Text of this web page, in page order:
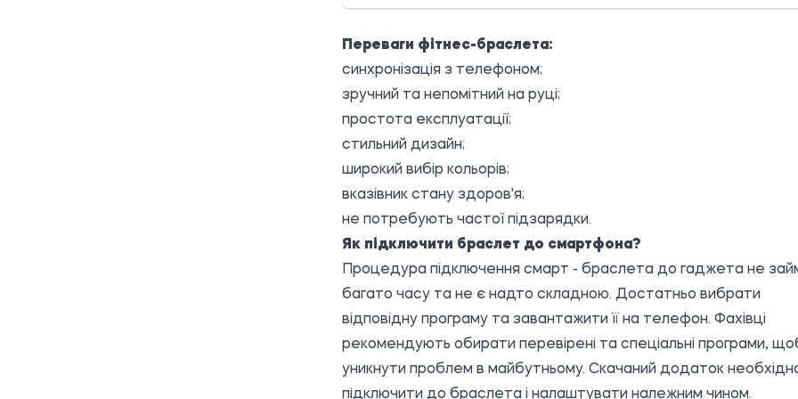
Переваги фітнес-браслета:
синхронізація з телефоном;
зручний та непомітний на руці;
простота експлуатації;
стильний дизайн;
широкий вибір кольорів;
вказівник стану здоров'я;
не потребують частої підзарядки.
Як підключити браслет до смартфона?
Процедура підключення смарт - браслета до гаджета не
багато часу та не є надто складною. Достатньо вибрати
відповідну програму та завантажити її на телефон. Фахівці
рекомендують обирати перевірені та спеціальні програми,
уникнути проблем в майбутньому. Скачаний додаток
підключити до браслета і налаштувати належним чином.